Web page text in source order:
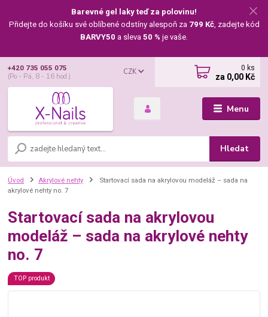
Barevné gel laky teď za polovinu!
Přidejte do košíku své oblíbené odstíny alespoň za 799 Kč, zadejte kód
BARVY50 a sleva 50 % je vaše.
Menu
CZK
Hledat
+420 735 055 075
(Po - Pá, 8 - 16 hod.)
0 ks
za 0,00 Kč
Úvod Akrylové nehty
Startovací sada na akrylovou modeláž – sada na
akrylové nehty no. 7
Startovací sada na akrylovou
modeláž – sada na akrylové nehty
no. 7
TOP produkt